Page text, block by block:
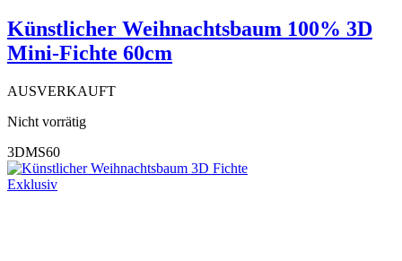
Künstlicher Weihnachtsbaum 100% 3D
Mini-Fichte 60cm
AUSVERKAUFT
Nicht vorrätig
3DMS60